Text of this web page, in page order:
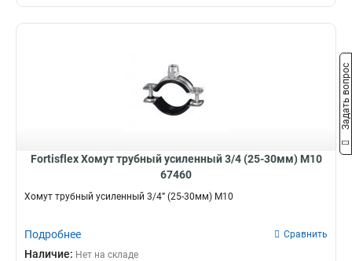
Fortisflex Хомут трубный усиленный 3/4 (25-30мм) М10
67460
Хомут трубный усиленный 3/4” (25-30мм) М10
Подробнее Сравнить
Наличие: Нет на складе
Задать вопрос